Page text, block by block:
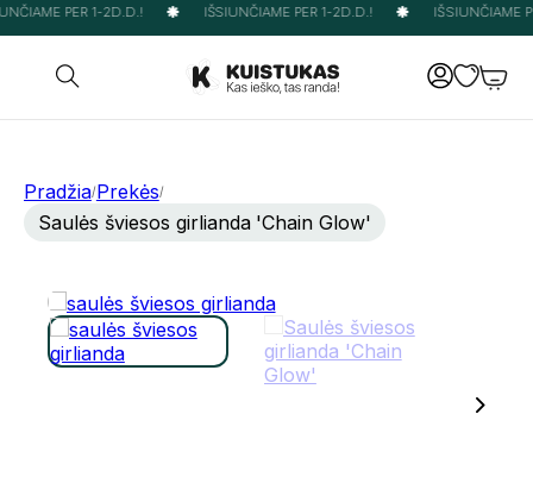
PER 1-2D.D.! IŠSIUNČIAME PER 1-2D.D.! IŠSIUNČIAME
Pradžia/Prekės/
Saulės šviesos girlianda 'Chain Glow'